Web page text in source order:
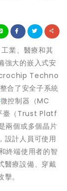
業、醫療和其
強大的嵌入式安
Techno
合了安全子系統
微控制器（MC
臺（Trust Platf
兩個或多個晶片
設計人員可使用
終端使用者的智
醫療設備、穿戴
。